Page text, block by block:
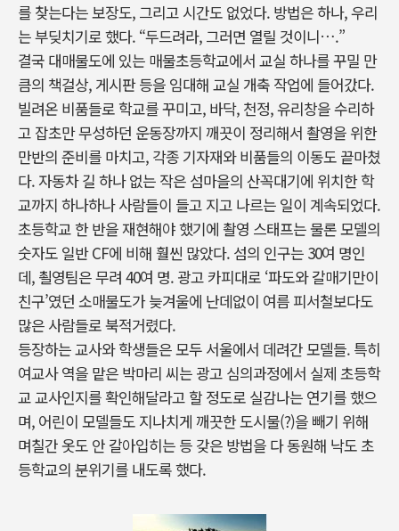
를 찾는다는 보장도, 그리고 시간도 없었다. 방법은 하나, 우리
는 부딪치기로 했다. “두드려라, 그러면 열릴 것이니….”
결국 대매물도에 있는 매물초등학교에서 교실 하나를 꾸밀 만
큼의 책걸상, 게시판 등을 임대해 교실 개축 작업에 들어갔다.
빌려온 비품들로 학교를 꾸미고, 바닥, 천정, 유리창을 수리하
고 잡초만 무성하던 운동장까지 깨끗이 정리해서 촬영을 위한
만반의 준비를 마치고, 각종 기자재와 비품들의 이동도 끝마쳤
다. 자동차 길 하나 없는 작은 섬마을의 산꼭대기에 위치한 학
교까지 하나하나 사람들이 들고 지고 나르는 일이 계속되었다.
초등학교 한 반을 재현해야 했기에 촬영 스태프는 물론 모델의
숫자도 일반 CF에 비해 훨씬 많았다. 섬의 인구는 30여 명인
데, 쵤영팀은 무려 40여 명. 광고 카피대로 ‘파도와 갈매기만이
친구’였던 소매물도가 늦겨울에 난데없이 여름 피서철보다도
많은 사람들로 북적거렸다.
등장하는 교사와 학생들은 모두 서울에서 데려간 모델들. 특히
여교사 역을 맡은 박마리 씨는 광고 심의과정에서 실제 초등학
교 교사인지를 확인해달라고 할 정도로 실감나는 연기를 했으
며, 어린이 모델들도 지나치게 깨끗한 도시물(?)을 빼기 위해
며칠간 옷도 안 갈아입히는 등 갖은 방법을 다 동원해 낙도 초
등학교의 분위기를 내도록 했다.